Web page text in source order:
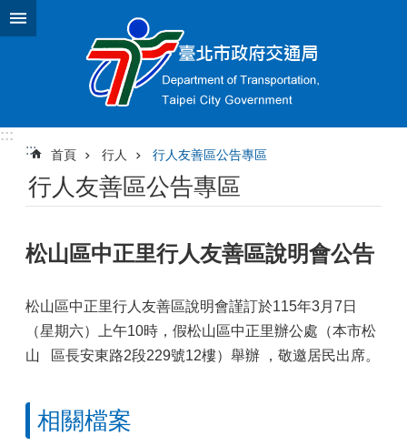
跳到主要內容區塊
:::
:::
首頁 行人 行人友善區公告專區
行人友善區公告專區
松山區中正里行人友善區說明會公告
松山區中正里行人友善區說明會謹訂於115年3月7日
（星期六）上午10時，假松山區中正里辦公處（本市松
山 區長安東路2段229號12樓）舉辦
， 敬邀居民出席。
相關檔案